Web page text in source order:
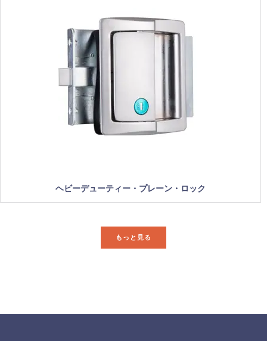
ヘビーデューティー・プレーン・ロック
もっと見る